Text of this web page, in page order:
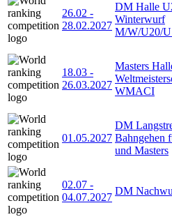
26.02 -
28.02.2027
DM Halle
Winterwurf
M/W/U20/
18.03 -
26.03.2027
Masters
WMACI
01.05.2027
DM
Bahngehen
und Masters
02.07 -
04.07.2027
DM